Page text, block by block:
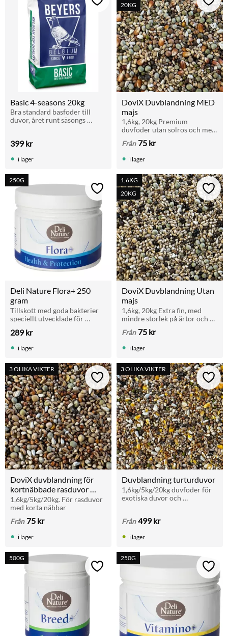
Basic 4-seasons 20kg
Bra standard basfoder till
duvor, året runt säsongs
399kr
Lägg till i favoriter
i lager
DoviX Duvblandning MED
majs
1,6kg, 20kg Premium
duvfoder utan solros och med
extra små ärtor och majs
passande rasduvor
Från 75 kr
20KG
Lägg
i lager
Deli Nature Flora+ 250
gram
Tillskott med goda bakterier
speciellt utvecklade för
250 gram.
289kr
250G
Lägg till i favoriter
i lager
DoviX Duvblandning Utan
majs
1,6kg, 20kg Extra fin, med
mindre storlek på ärtor och
Från 75 kr
1,6KG
20KG
Lägg
i lager
DoviX duvblandning för
kortnäbbade rasduvor
(1,6–20 kg)
1,6kg/5kg/20kg. För rasduvor
med korta näbbar
Från 75 kr
3 OLIKA VIKTER
Lägg till i favoriter
i lager
Duvblandning turturduvor
1,6kg/5kg/20kg duvfoder för
exotiska duvor och
Från 499kr
3 OLIKA VIKTER
Lägg
i lager
500G
Lägg till i favoriter
250G
Lägg